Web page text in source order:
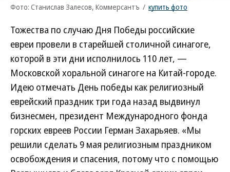
Фото: Станислав Залесов, Коммерсантъ / купить фото
Тожества по случаю Дня Победы российские
евреи провели в старейшей столичной синагоге,
которой в эти дни исполнилось 110 лет, —
Московской хоральной синагоге на Китай-городе.
Идею отмечать День победы как религиозный
еврейский праздник три года назад выдвинул
бизнесмен, президент Международного фонда
горских евреев России Герман Захарьяев. «Мы
решили сделать 9 мая религиозным праздником
освобождения и спасения, потому что с помощью